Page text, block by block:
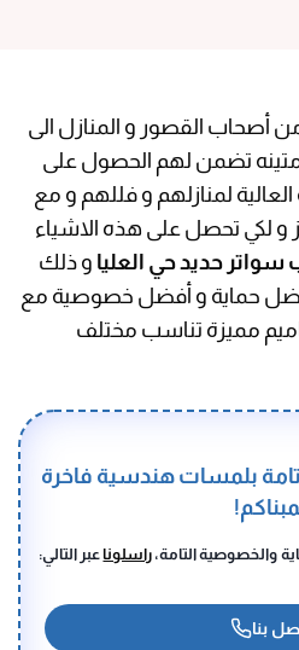
أصحاب القصور و المنازل الى
تضمن لهم الحصول على
لمنازلهم و فللهم و مع
و لكي تحصل على هذه الاشياء
سواتر حديد حي العليا و ذلك
حماية و أفضل خصوصية مع
مميزة تناسب مختلف
بلمسات هندسية فاخرة
والخصوصية التامة، راسلوناعبر التالي:
بنا